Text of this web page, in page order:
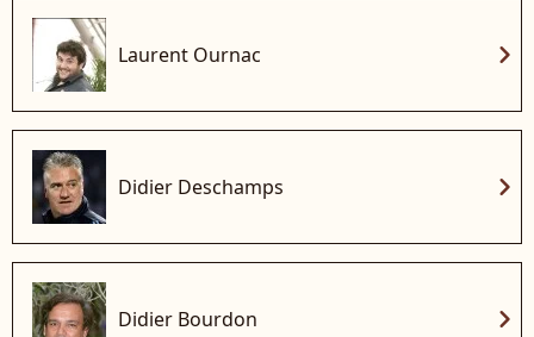
Laurent Ournac chevron_right
Didier Deschamps chevron_right
Didier Bourdon chevron_right